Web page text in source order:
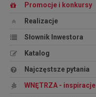
Promocje i konkursy
Realizacje
Słownik Inwestora
Katalog
Najczęstsze pytania
WNĘTRZA - inspiracje